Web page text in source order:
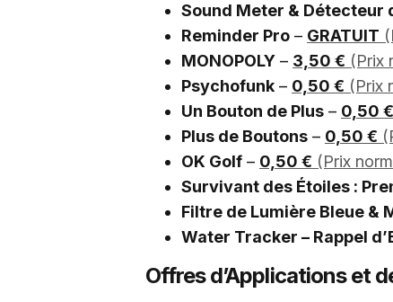
Sound Meter & Détecteur
Reminder Pro – GRATUIT
MONOPOLY – 3,50 € (Prix
Psychofunk – 0,50 € (Prix
Un Bouton de Plus – 0,50 €
Plus de Boutons – 0,50 €
OK Golf – 0,50 € (Prix
Survivant des Étoiles :
Filtre de Lumière Bleue &
Water Tracker – Rappel
Offres d’Applications et